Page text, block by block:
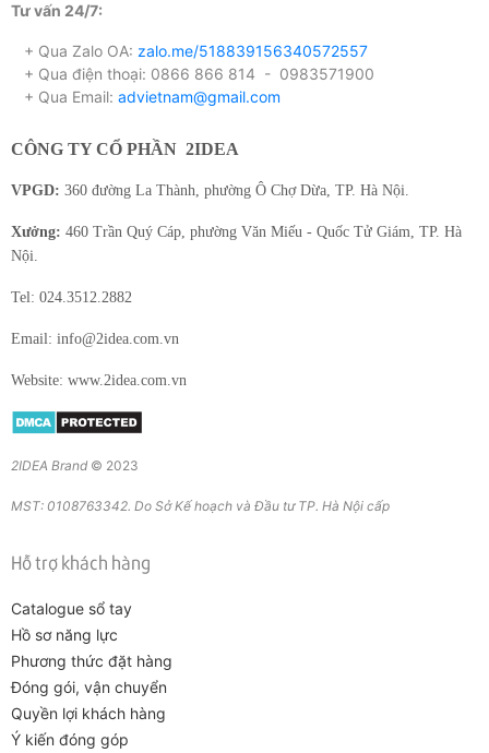
Nghỉ các ngày lễ Tết nhà nước quy định
Tư vấn 24/7:
+ Qua Zalo OA: zalo.me/518839156340572557
+ Qua điện thoại: 0866 866 814 - 0983571900
+ Qua Email: advietnam@gmail.com
CÔNG TY CỔ PHẦN 2IDEA
VPGD: 360 đường La Thành, phường Ô Chợ Dừa, TP. Hà Nội.
Xưởng: 460 Trần Quý Cáp, phường Văn Miếu - Quốc Tử Giám, TP. Hà
Nội.
Tel: 024.3512.2882
Email: info@2idea.com.vn
Website: www.2idea.com.vn
2IDEA Brand © 2023
MST: 0108763342. Do Sở Kế hoạch và Đầu tư TP. Hà Nội cấp
Hỗ trợ khách hàng
Catalogue sổ tay
Hồ sơ năng lực
Phương thức đặt hàng
Đóng gói, vận chuyển
Quyền lợi khách hàng
Ý kiến đóng góp